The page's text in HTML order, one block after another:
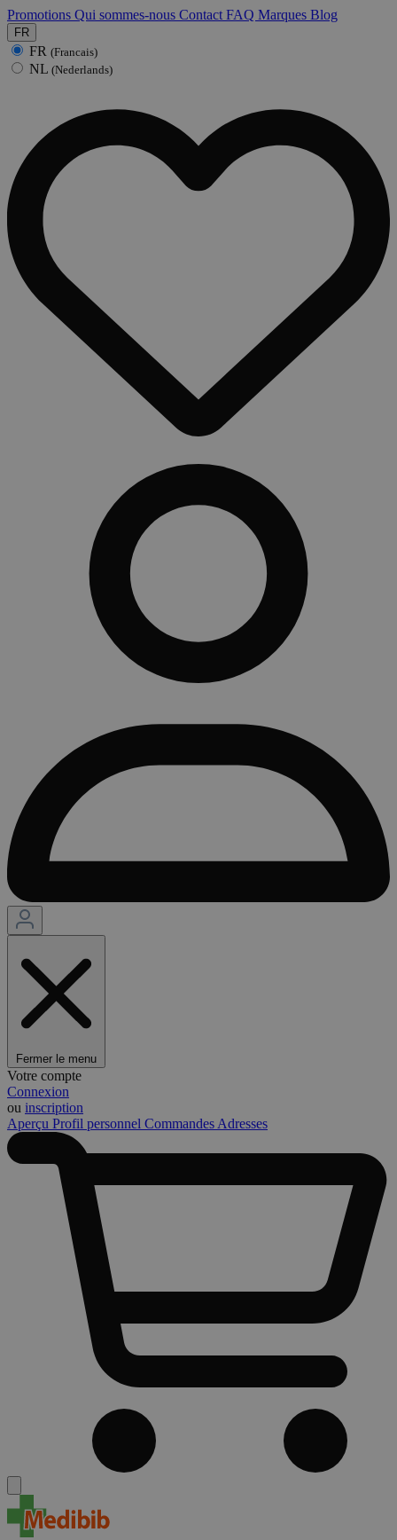
Promotions Qui sommes-nous Contact FAQ Marques Blog
FR
FR (Francais)
NL (Nederlands)
Fermer le menu
Votre compte
Connexion
ou inscription
Aperçu Profil personnel Commandes Adresses